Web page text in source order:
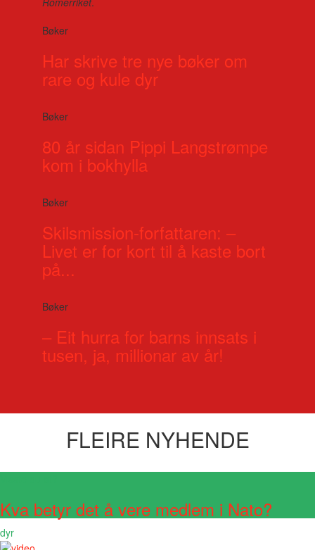
Bøker
Har skrive tre nye bøker om
rare og kule dyr
Bøker
80 år sidan Pippi Langstrømpe
kom i bokhylla
Bøker
Skilsmission-forfattaren: –
Livet er for kort til å kaste bort
på...
Bøker
– Eit hurra for barns innsats i
tusen, ja, millionar av år!
FLEIRE NYHENDE
Kva betyr det å vere medlem i Nato?
dyr